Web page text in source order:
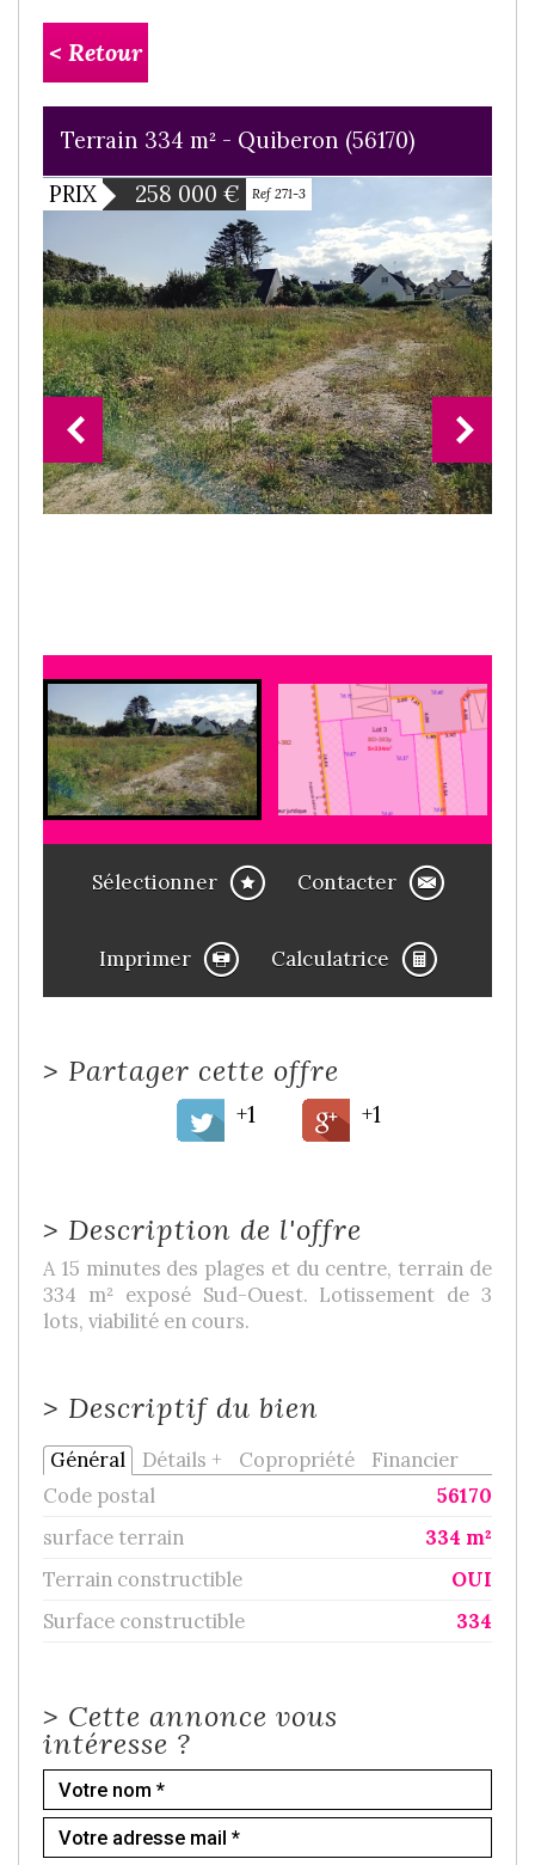
< Retour
Terrain 334 m² - Quiberon (56170)
PRIX
258 000 € Ref 271-3
Sélectionner Contacter
Imprimer Calculatrice
> Partager cette offre
+1 +1
> Description de l'offre
A 15 minutes des plages et du centre, terrain de
334 m² exposé Sud-Ouest. Lotissement de 3
lots, viabilité en cours.
> Descriptif du bien
Général Détails + Copropriété
Financier
Code postal
56170
surface terrain
334 m²
Terrain constructible
OUI
Surface constructible
334
> Cette annonce vous
intéresse ?